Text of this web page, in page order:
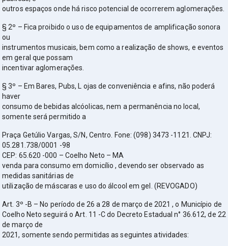
outros espaços onde há risco potencial de ocorrerem aglomerações.
§ 2º – Fica proibido o uso de equipamentos de amplificação sonora
ou
instrumentos musicais, bem como a realização de shows, e eventos
em geral que possam
incentivar aglomerações.
§ 3º – Em Bares, Pubs, L ojas de conveniência e afins, não poderá
haver
consumo de bebidas alcóolicas, nem a permanência no local,
somente será permitido a
Praça Getúlio Vargas, S/N, Centro. Fone: (098) 3473 -1121. CNPJ:
05.281.738/0001 -98
CEP: 65.620 -000 – Coelho Neto – MA
venda para consumo em domicílio , devendo ser observado as
medidas sanitárias de
utilização de máscaras e uso do álcool em gel. (REVOGADO)
Art. 3º -B – No período de 26 a 28 de março de 2021 , o Município de
Coelho Neto seguirá o Art. 11 -C do Decreto Estadual n° 36.612, de 22
de março de
2021, somente sendo permitidas as seguintes atividades: